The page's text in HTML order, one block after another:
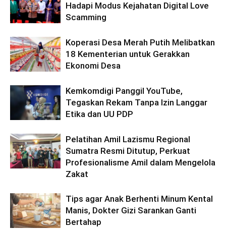
Hadapi Modus Kejahatan Digital Love
Scamming
Koperasi Desa Merah Putih Melibatkan
18 Kementerian untuk Gerakkan
Ekonomi Desa
Kemkomdigi Panggil YouTube,
Tegaskan Rekam Tanpa Izin Langgar
Etika dan UU PDP
Pelatihan Amil Lazismu Regional
Sumatra Resmi Ditutup, Perkuat
Profesionalisme Amil dalam Mengelola
Zakat
Tips agar Anak Berhenti Minum Kental
Manis, Dokter Gizi Sarankan Ganti
Bertahap